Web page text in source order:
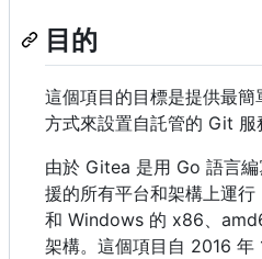
目的
這個項目的目標是提供最
方式來設置自託管的 Git 服
由於 Gitea 是用 Go 語言
援的所有平台和架構上運
和 Windows 的 x86、
架構。這個項目自 2016 年